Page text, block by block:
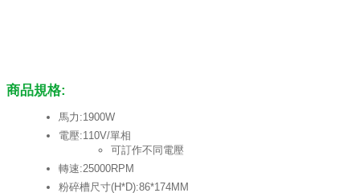
商品規格:
馬力:1900W
電壓:110V/單相
可訂作不同電壓
轉速:25000RPM
粉碎槽尺寸(H*D):86*174MM